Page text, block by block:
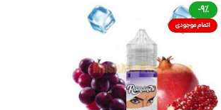
-9%
اتمام موجودی